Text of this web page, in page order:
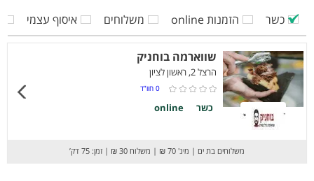
כשר
הזמנות online משלוחים איסוף עצמי
שווארמה בוחניק
הרצל 2, ראשון לציון
0 חוו”ד
כשר online
משלוחים בת ים | מינ' 70 ₪ | משלוח 30 ₪ | זמן: 75 דק’